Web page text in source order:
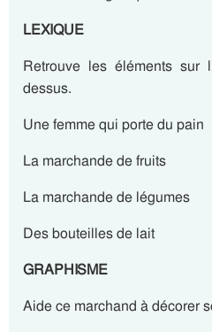
LEXIQUE
Retrouve les éléments sur
dessus.
Une femme qui porte du pain
La marchande de fruits
La marchande de légumes
Des bouteilles de lait
GRAPHISME
Aide ce marchand à décorer